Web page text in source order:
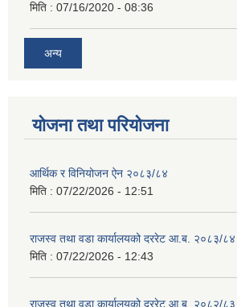
मिति : 07/16/2020 - 08:36
अन्य
योजना तथा परियोजना
आर्थिक र विनियोजन ऐन २०८३/८४
मिति : 07/22/2026 - 12:51
राजस्व तथा वडा कार्यालयको दररेट आ.ब. २०८३/८४
मिति : 07/22/2026 - 12:43
राजस्व तथा वडा कार्यालयको दररेट आ.ब. २०८२/८३